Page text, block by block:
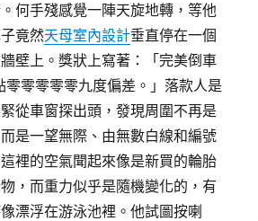
何手殘感覺一陣天旋地轉，等他
竟然天母室內設計垂直停在一個
壁上。獎狀上寫著：「完美倒車
零零零零九度偏差。」落款人是
緊從車窗探出頭，發現周圍不再是
是一望無際、由無數白線和編號
裡的空氣聞起來像是新買的輪胎
，而重力似乎是隨機變化的，有
漂浮在游泳池裡。他試圖按喇